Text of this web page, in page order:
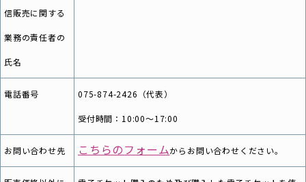
信販売に関する
業務の責任者の
氏名
電話番号 075-874-2426（代表）
受付時間：10:00～17:00
お問い合わせ先 こちらのフォームからお問い合わせください。